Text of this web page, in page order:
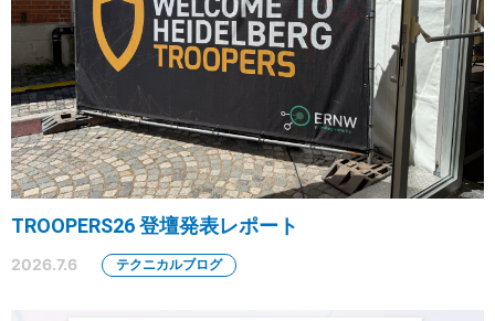
TROOPERS26 登壇発表レポート
2026.7.6 テクニカルブログ